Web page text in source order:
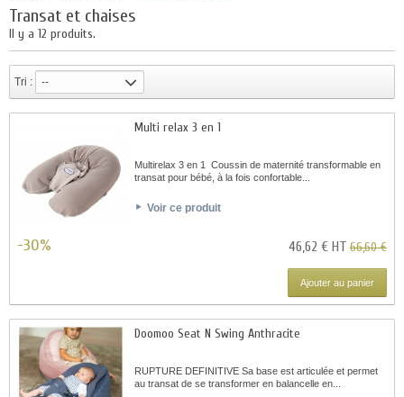
Transat et chaises
Il y a 12 produits.
Tri : --
Multi relax 3 en 1
Multirelax 3 en 1 Coussin de maternité transformable en
transat pour bébé, à la fois confortable...
Voir ce produit
-30% 46,62 € HT 66,60 €
Ajouter au panier
Doomoo Seat N Swing Anthracite
RUPTURE DEFINITIVE Sa base est articulée et permet
au transat de se transformer en balancelle en...